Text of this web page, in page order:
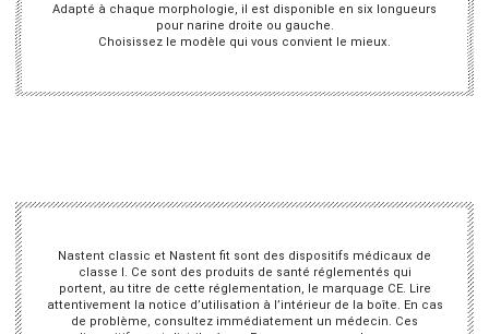
Adapté à chaque morphologie, il est disponible en six longueurs
pour narine droite ou gauche.
Choisissez le modèle qui vous convient le mieux.
Nastent classic et Nastent fit sont des dispositifs médicaux de
classe I. Ce sont des produits de santé réglementés qui
portent, au titre de cette réglementation, le marquage CE. Lire
attentivement la notice d’utilisation à l’intérieur de la boîte. En cas
de problème, consultez immédiatement un médecin. Ces